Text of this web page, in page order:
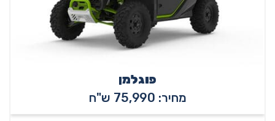
פוגלמן
מחיר: 75,990 ש"ח